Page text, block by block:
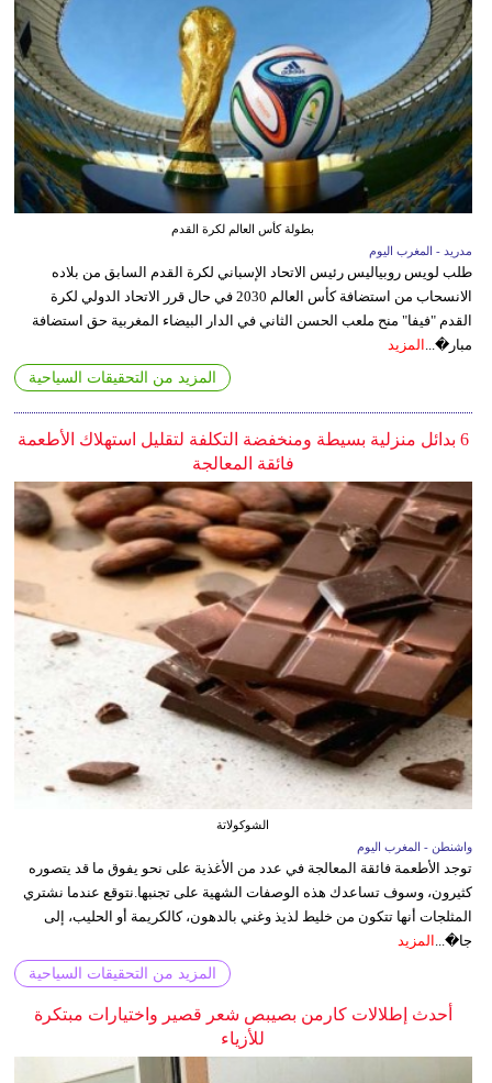
بطولة كأس العالم لكرة القدم
مدريد - المغرب اليوم
طلب لويس روبياليس رئيس الاتحاد الإسباني لكرة القدم السابق من بلاده
الانسحاب من استضافة كأس العالم 2030 في حال قرر الاتحاد الدولي لكرة
القدم "فيفا" منح ملعب الحسن الثاني في الدار البيضاء المغربية حق استضافة
مبار�...
المزيد
المزيد من التحقيقات السياحية
6 بدائل منزلية بسيطة ومنخفضة التكلفة لتقليل استهلاك الأطعمة
فائقة المعالجة
الشوكولاتة
واشنطن - المغرب اليوم
توجد الأطعمة فائقة المعالجة في عدد من الأغذية على نحو يفوق ما قد يتصوره
كثيرون، وسوف تساعدك هذه الوصفات الشهية على تجنبها.نتوقع عندما نشتري
المثلجات أنها تتكون من خليط لذيذ وغني بالدهون، كالكريمة أو الحليب، إلى
جا�... المزيد
المزيد من التحقيقات السياحية
أحدث إطلالات كارمن بصيبص شعر قصير واختيارات مبتكرة
للأزياء